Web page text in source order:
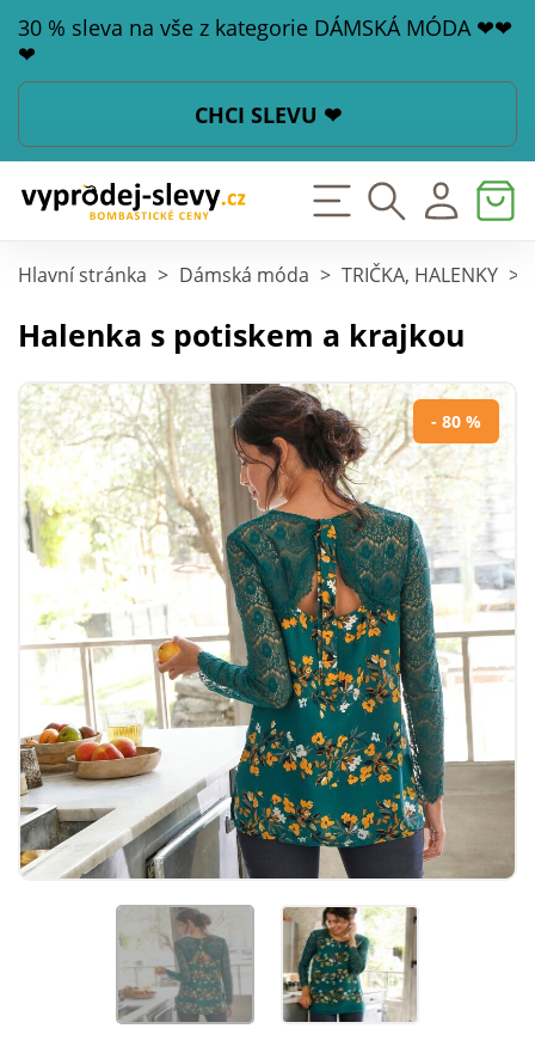
30 % sleva na vše z kategorie DÁMSKÁ MÓDA ❤❤
❤
CHCI SLEVU ❤
Hlavní stránka > Dámská móda > TRIČKA, HALENKY >
Halenka s potiskem a krajkou
- 80 %